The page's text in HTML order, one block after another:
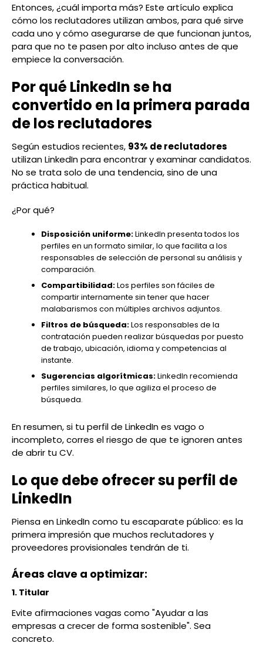
Entonces, ¿cuál importa más? Este artículo explica
cómo los reclutadores utilizan ambos, para qué sirve
cada uno y cómo asegurarse de que funcionan juntos,
para que no te pasen por alto incluso antes de que
empiece la conversación.
Por qué LinkedIn se ha
convertido en la primera parada
de los reclutadores
Según estudios recientes, 93% de reclutadores
utilizan LinkedIn para encontrar y examinar candidatos.
No se trata solo de una tendencia, sino de una
práctica habitual.
¿Por qué?
Disposición uniforme:LinkedIn presenta todos los
perfiles en un formato similar, lo que facilita a los
responsables de selección de personal su análisis y
comparación.
Compartibilidad:Los perfiles son fáciles de
compartir internamente sin tener que hacer
malabarismos con múltiples archivos adjuntos.
Filtros de búsqueda:Los responsables de la
contratación pueden realizar búsquedas por puesto
de trabajo, ubicación, idioma y competencias al
instante.
Sugerencias algorítmicas:LinkedIn recomienda
perfiles similares, lo que agiliza el proceso de
búsqueda.
En resumen, si tu perfil de LinkedIn es vago o
incompleto, corres el riesgo de que te ignoren antes
de abrir tu CV.
Lo que debe ofrecer su perfil de
LinkedIn
Piensa en LinkedIn como tu escaparate público: es la
primera impresión que muchos reclutadores y
proveedores provisionales tendrán de ti.
Áreas clave a optimizar:
1. Titular
Evite afirmaciones vagas como "Ayudar a las
empresas a crecer de forma sostenible". Sea
concreto.